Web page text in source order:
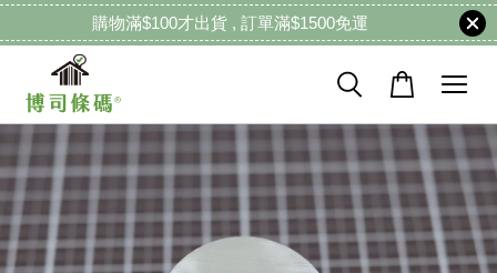
購物滿$100才出貨 , 訂單滿$1500免運